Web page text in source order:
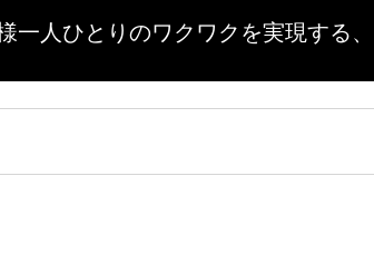
一人ひとりのワクワクを実現する、